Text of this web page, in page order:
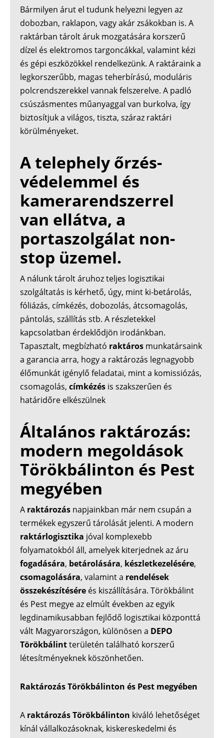
Bármilyen árut el tudunk helyezni legyen az
dobozban, raklapon, vagy akár zsákokban is. A
raktárban tárolt áruk mozgatására korszerű
dízel és elektromos targoncákkal, valamint kézi
és gépi eszközökkel rendelkezünk. A raktáraink a
legkorszerűbb, magas teherbírású, moduláris
polcrendszerekkel vannak felszerelve. A padló
csúszásmentes műanyaggal van burkolva, így
biztosítjuk a világos, tiszta, száraz raktári
körülményeket.
A telephely őrzés-
védelemmel és
kamerarendszerrel
van ellátva, a
portaszolgálat non-
stop üzemel.
A nálunk tárolt áruhoz teljes logisztikai
szolgáltatás is kérhető, úgy, mint ki-betárolás,
fóliázás, címkézés, dobozolás, átcsomagolás,
pántolás, szállítás stb. A részletekkel
kapcsolatban érdeklődjön irodánkban.
Tapasztalt, megbízható raktáros munkatársaink
a garancia arra, hogy a raktározás legnagyobb
élőmunkát igénylő feladatai, mint a komissiózás,
csomagolás, címkézés is szakszerűen és
határidőre elkészülnek
Általános raktározás:
modern megoldások
Törökbálinton és Pest
megyében
A raktározás napjainkban már nem csupán a
termékek egyszerű tárolását jelenti. A modern
raktárlogisztika jóval komplexebb
folyamatokból áll, amelyek kiterjednek az áru
fogadására, betárolására, készletkezelésére,
csomagolására, valamint a rendelések
összekészítésére és kiszállítására. Törökbálint
és Pest megye az elmúlt években az egyik
legdinamikusabban fejlődő logisztikai központtá
vált Magyarországon, különösen a DEPO
Törökbálintterületén található korszerű
létesítményeknek köszönhetően.
Raktározás Törökbálinton és Pest megyében
A raktározás Törökbálinton kiváló lehetőséget
kínál vállalkozásoknak, kiskereskedelmi és